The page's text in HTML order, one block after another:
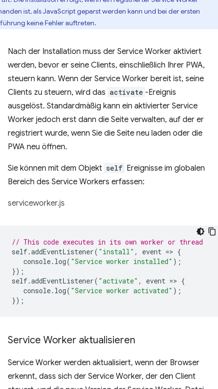
ist, als JavaScript geparst werden kann und bei der ersten
keine Fehler auftreten.
Nach der Installation muss der Service Worker aktiviert
werden, bevor er seine Clients, einschließlich Ihrer PWA,
steuern kann. Wenn der Service Worker bereit ist, seine
Clients zu steuern, wird das activate -Ereignis
ausgelöst. Standardmäßig kann ein aktivierter Service
Worker jedoch erst dann die Seite verwalten, auf der er
registriert wurde, wenn Sie die Seite neu laden oder die
PWA neu öffnen.
Sie können mit dem Objekt self Ereignisse im globalen
Bereich des Service Workers erfassen:
serviceworker.js
// This code executes in its own worker or thread
self.addEventListener( "install" , event => {
console. log( "Service worker installed" );
});
self.addEventListener( "activate" , event => {
console. log( "Service worker activated" );
});
Service Worker aktualisieren
Service Worker werden aktualisiert, wenn der Browser
erkennt, dass sich der Service Worker, der den Client